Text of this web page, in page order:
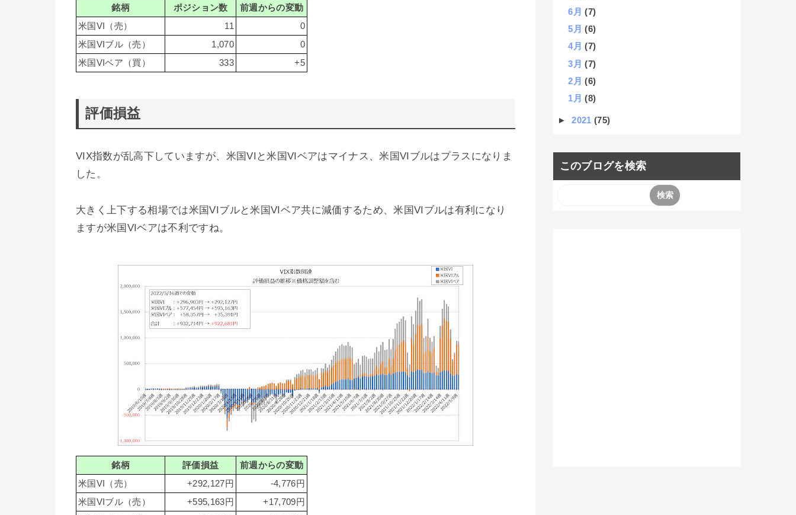
銘柄 ポジション数
前週からの変動
米国VI（売）
11
0
米国VIブル（売）
1,070
0
米国VIベア（買）
333 +5
評価損益
VIX指数が乱高下していますが、米国VIと米国VIベアはマイナス、米国VIブルはプラスになりま
した。
大きく上下する相場では米国VIブルと米国VIベア共に減価するため、米国VIブルは有利になり
ますが米国VIベアは不利ですね。
銘柄 評価損益
前週からの変動
米国VI（売）
+292,127円
-4,776円
米国VIブル（売）
+595,163円
+17,709円
6月(7)
5月(6)
4月(7)
3月(7)
2月(6)
1月(8)
►2021(75)
このブログを検索